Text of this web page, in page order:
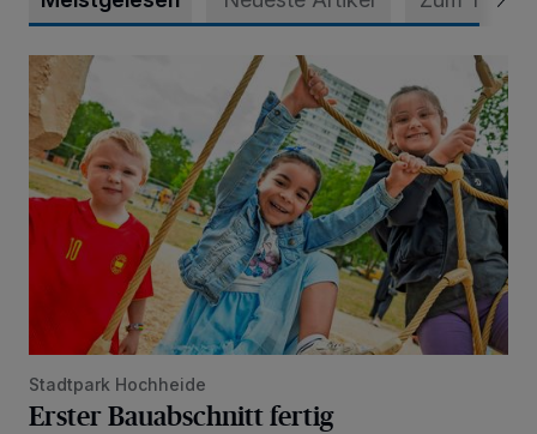
Erster Bauabschnitt fertig
Stadtpark Hochheide
Erster Bauabschnitt fertig